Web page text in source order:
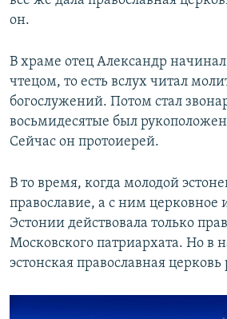
он.
В храме отец Александр начинал
чтецом, то есть вслух читал
богослужений. Потом стал
восьмидесятые был
Сейчас он протоиерей.
В то время, когда молодой
православие, а с ним церковное
Эстонии действовала только
Московского патриархата. Но в
эстонская православная церковь